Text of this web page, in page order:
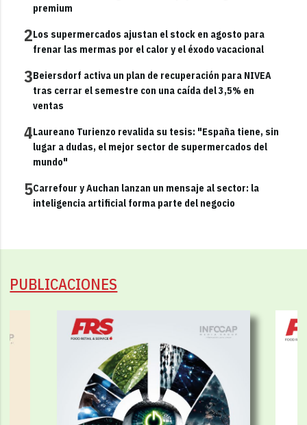
premium
2Los supermercados ajustan el stock en agosto para
frenar las mermas por el calor y el éxodo vacacional
3Beiersdorf activa un plan de recuperación para NIVEA
tras cerrar el semestre con una caída del 3,5% en
ventas
4Laureano Turienzo revalida su tesis: "España tiene, sin
lugar a dudas, el mejor sector de supermercados del
mundo"
5Carrefour y Auchan lanzan un mensaje al sector: la
inteligencia artificial forma parte del negocio
PUBLICACIONES